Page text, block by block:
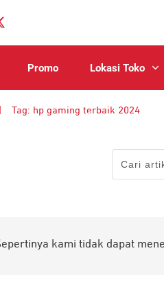
Promo Lokasi Toko
Tag: hp gaming terbaik 2024
kami tidak dapat